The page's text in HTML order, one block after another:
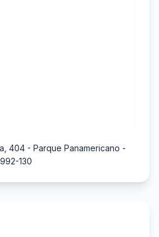
404 - Parque Panamericano -
130